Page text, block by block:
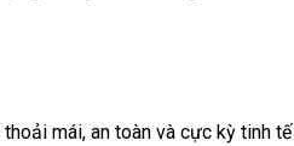
mái, an toàn và cực kỳ tinh